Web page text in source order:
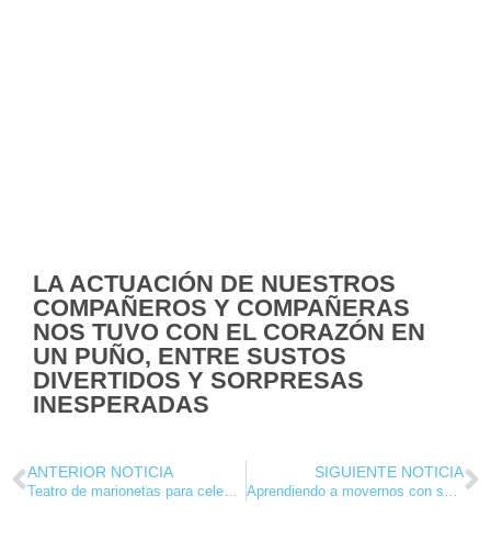
LA ACTUACIÓN DE NUESTROS
COMPAÑEROS Y COMPAÑERAS
NOS TUVO CON EL CORAZÓN EN
UN PUÑO, ENTRE SUSTOS
DIVERTIDOS Y SORPRESAS
INESPERADAS
ANTERIOR NOTICIA SIGUIENTE NOTICIA